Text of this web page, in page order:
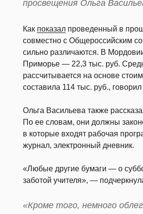
просвещения Ольга
Как показал проведенный в
совместно с Общероссийским
сильно различаются. В
Приморье — 22,3 тыс. руб.
рассчитывается на основе
составила 114 тыс. руб.,
Ольга Васильева также
По ее словам, они должны
в которые входят рабочая
журнал, электронный дневник.
«Любые другие бумаги — о
заботой учителя», —
«Кроме того, немного